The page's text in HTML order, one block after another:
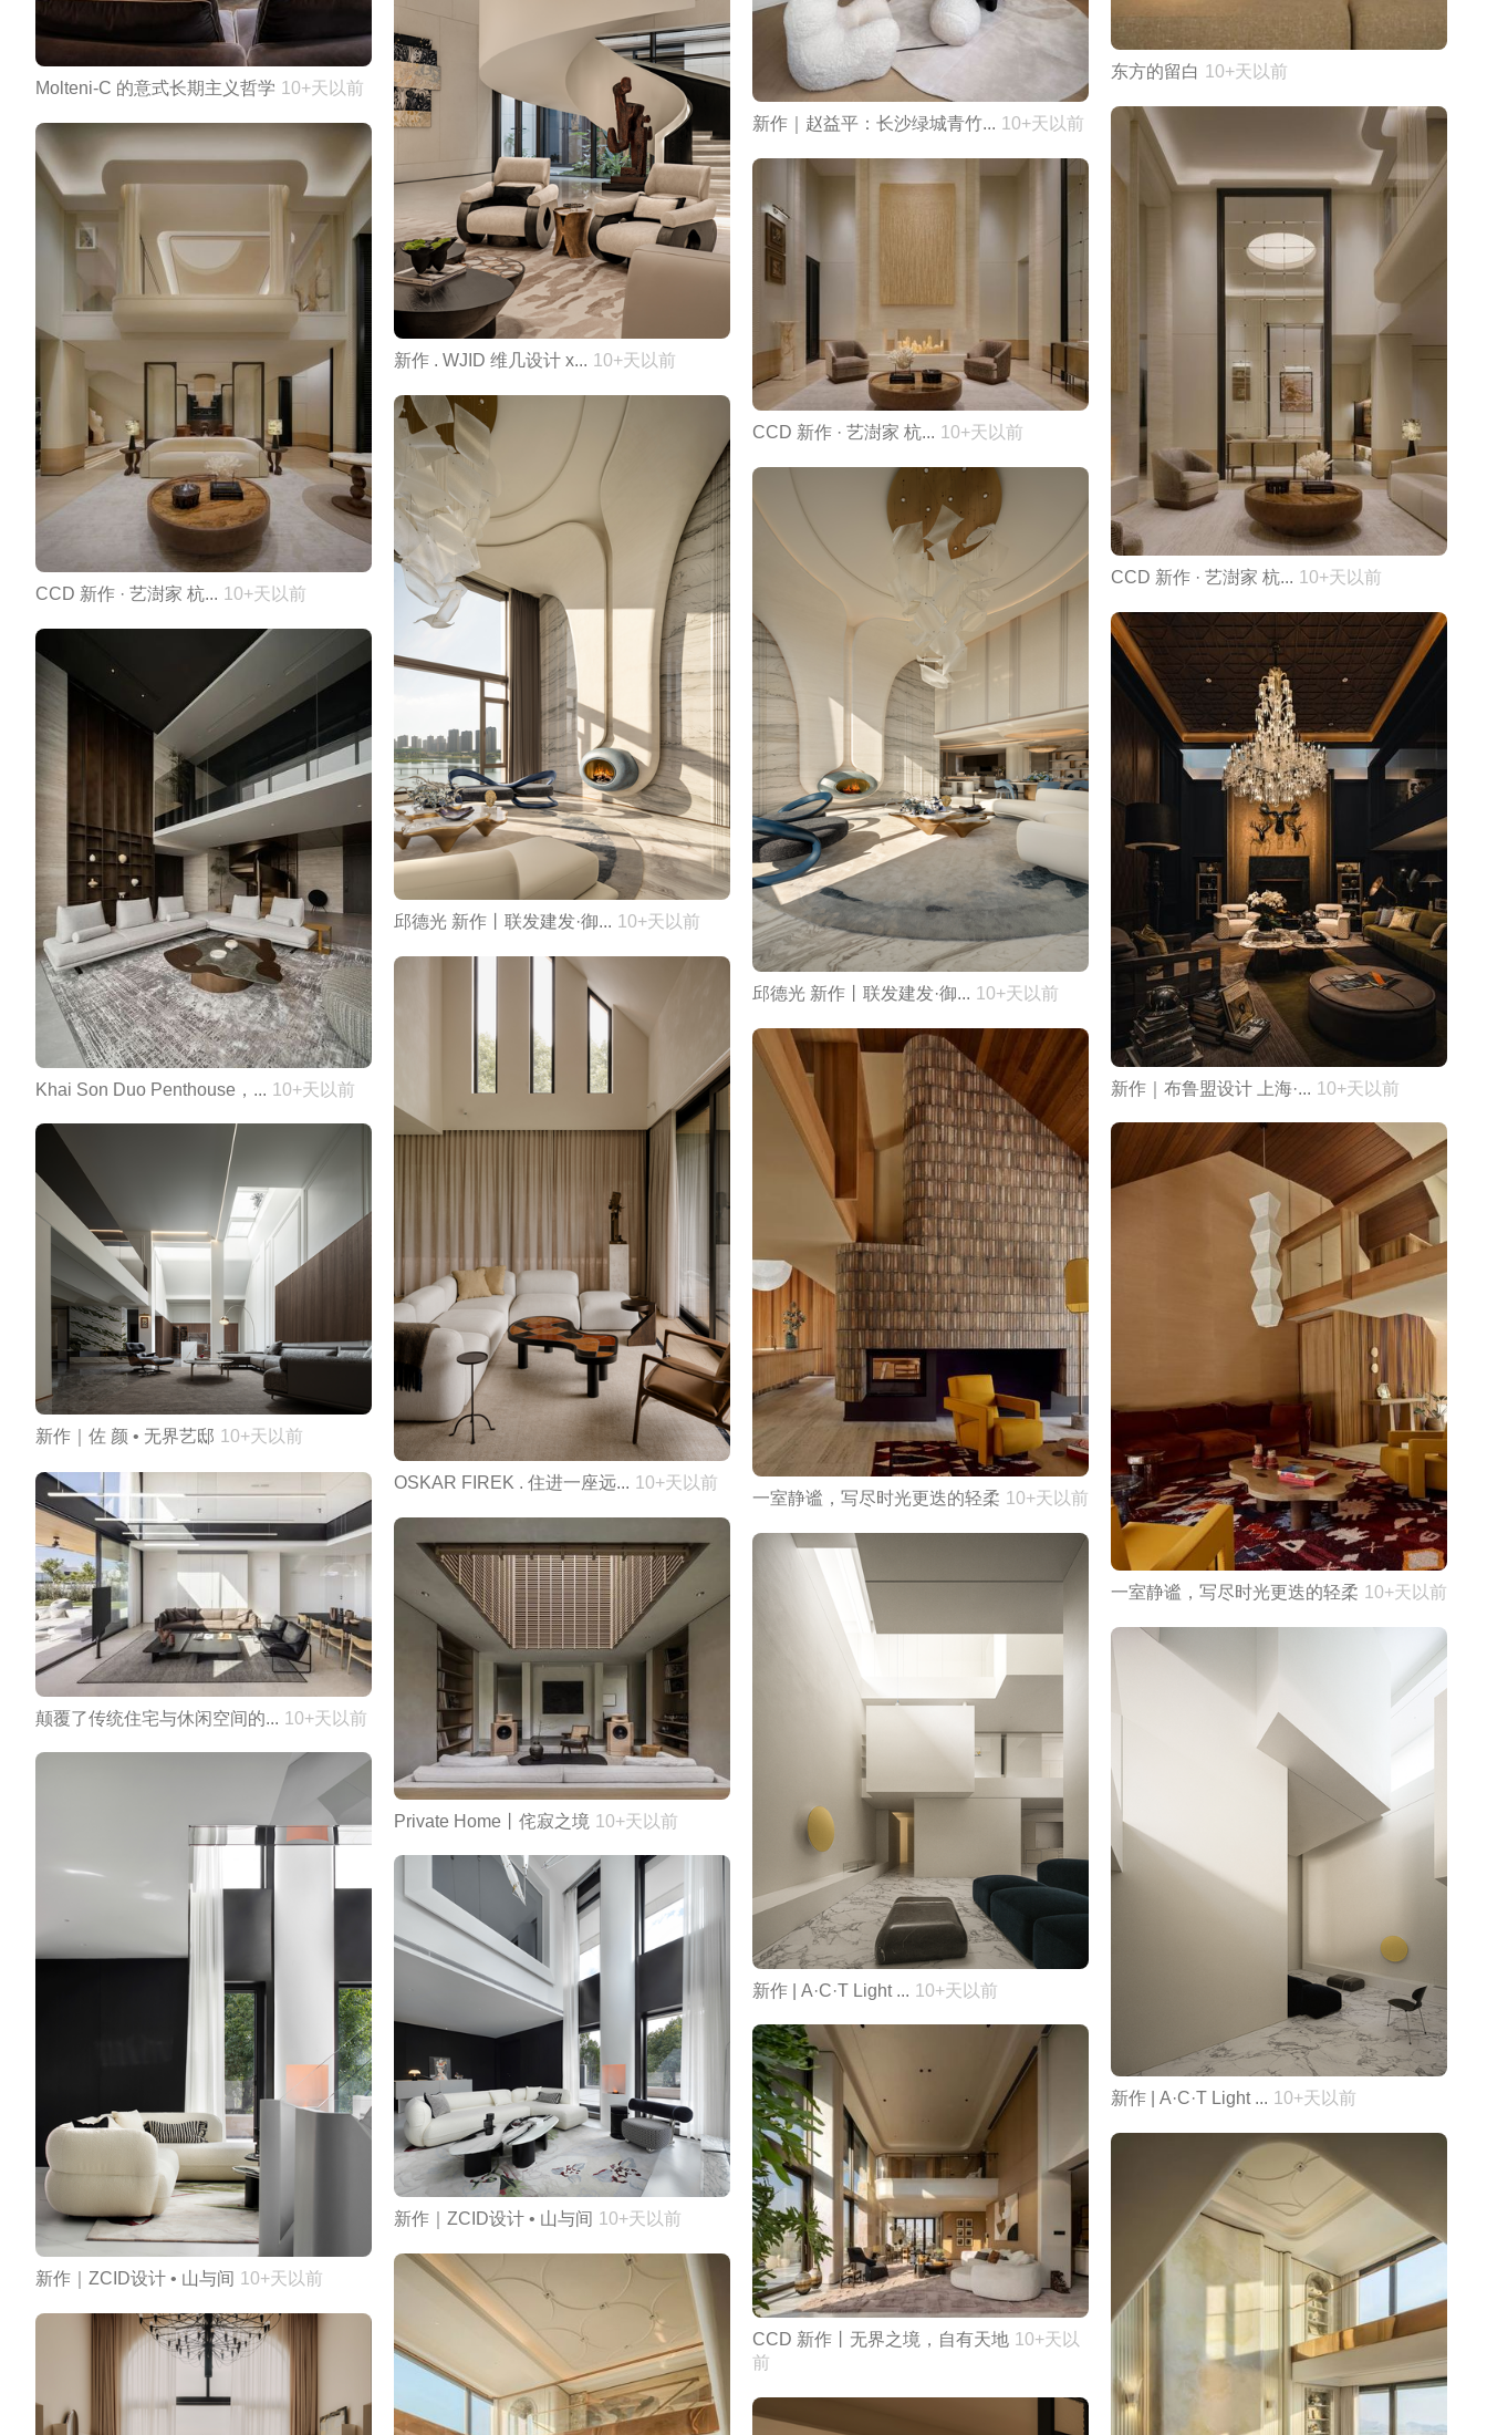
东方的留白 10+天以前
Molteni-C 的意式长期主义哲学 10+天以前
新作｜赵益平：长沙绿城青竹... 10+天以前
新作 . WJID 维几设计 x... 10+天以前
CCD 新作 · 艺澍家 杭... 10+天以前
CCD 新作 · 艺澍家 杭... 10+天以前
CCD 新作 · 艺澍家 杭... 10+天以前
邱德光 新作丨联发建发·御... 10+天以前
邱德光 新作丨联发建发·御... 10+天以前
新作｜布鲁盟设计 上海·... 10+天以前
Khai Son Duo Penthouse，... 10+天以前
OSKAR FIREK . 住进一座远... 10+天以前
一室静谧，写尽时光更迭的轻柔 10+天以前
一室静谧，写尽时光更迭的轻柔 10+天以前
新作｜佐 颜 • 无界艺邸 10+天以前
颠覆了传统住宅与休闲空间的... 10+天以前
Private Home丨侘寂之境 10+天以前
新作 | A·C·T Light ... 10+天以前
新作 | A·C·T Light ... 10+天以前
新作｜ZCID设计 • 山与间 10+天以前
新作｜ZCID设计 • 山与间 10+天以前
CCD 新作丨无界之境，自有天地 10+天以
前